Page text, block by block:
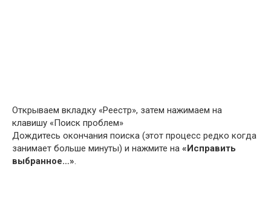
Открываем вкладку «Реестр», затем нажимаем на
клавишу «Поиск проблем»
Дождитесь окончания поиска (этот процесс редко когда
занимает больше минуты) и нажмите на «Исправить
выбранное…».